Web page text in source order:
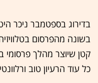
בדירוג בספטמבר ניכר
בשונה מהפרסום
קטן שיוצר מהלך פרסומי
כל עוד הרעיון טוב